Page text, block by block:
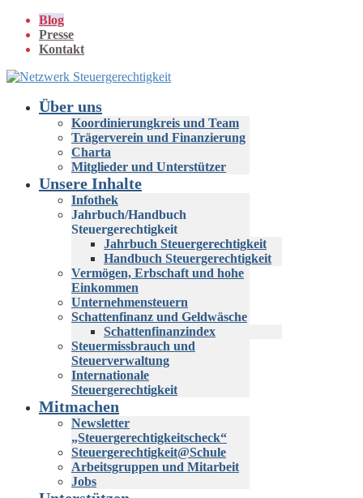
Zum
Inhalt
springen
Blog
Presse
Kontakt
Über uns
Koordinierungkreis und Team
Trägerverein und Finanzierung
Charta
Mitglieder und Unterstützer
Unsere Inhalte
Infothek
Jahrbuch/Handbuch
Steuergerechtigkeit
Jahrbuch Steuergerechtigkeit
Handbuch Steuergerechtigkeit
Vermögen, Erbschaft und hohe
Einkommen
Unternehmensteuern
Schattenfinanz und Geldwäsche
Schattenfinanzindex
Steuermissbrauch und
Steuerverwaltung
Internationale
Steuergerechtigkeit
Mitmachen
Newsletter
„Steuergerechtigkeitscheck“
Steuergerechtigkeit@Schule
Arbeitsgruppen und Mitarbeit
Jobs